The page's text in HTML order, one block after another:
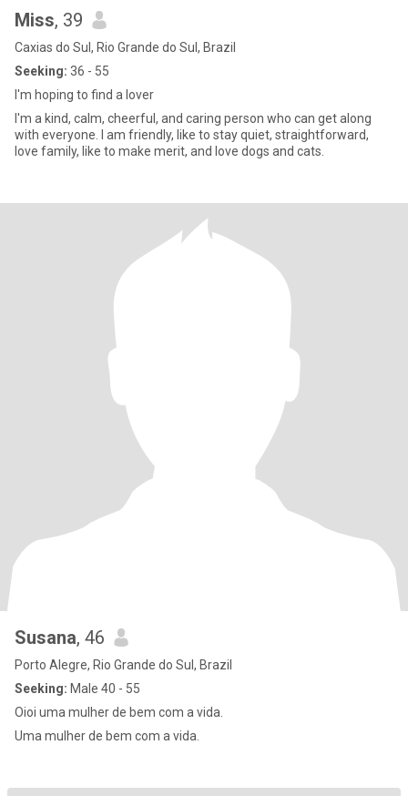
Miss, 39
Caxias do Sul, Rio Grande do Sul, Brazil
Seeking: 36 - 55
I'm hoping to find a lover
I'm a kind, calm, cheerful, and caring person who can get along
with everyone. I am friendly, like to stay quiet, straightforward,
love family, like to make merit, and love dogs and cats.
Susana, 46
Porto Alegre, Rio Grande do Sul, Brazil
Seeking: Male 40 - 55
Oioi uma mulher de bem com a vida.
Uma mulher de bem com a vida.